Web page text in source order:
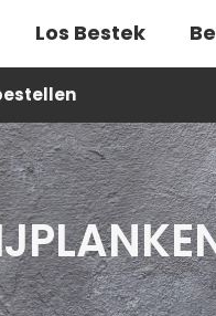
Los Bestek